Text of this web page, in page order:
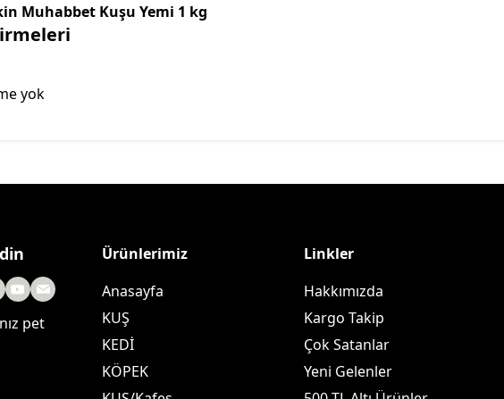
Muhabbet Kuşu Yemi 1 kg
yok
pet
Ürünlerimiz
Anasayfa
KUŞ
KEDİ
KÖPEK
Linkler
Hakkımızda
Kargo Takip
Çok Satanlar
Yeni Gelenler